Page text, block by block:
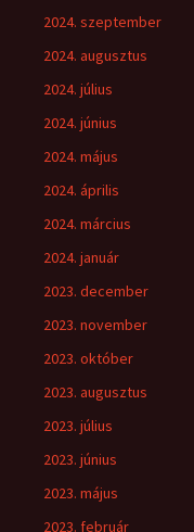
2024. szeptember
2024. augusztus
2024. július
2024. június
2024. május
2024. április
2024. március
2024. január
2023. december
2023. november
2023. október
2023. augusztus
2023. július
2023. június
2023. május
2023. február